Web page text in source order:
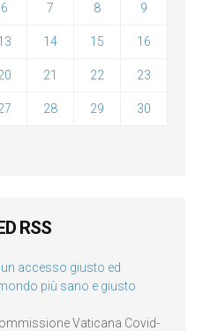
6 7 8 9
14 15 16
21 22 23
28 29 30
RSS
un accesso giusto ed
più sano e giusto
Vaticana Covid-